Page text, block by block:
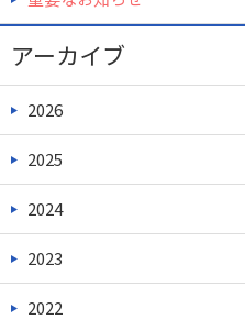
アーカイブ
2026
2025
2024
2023
2022